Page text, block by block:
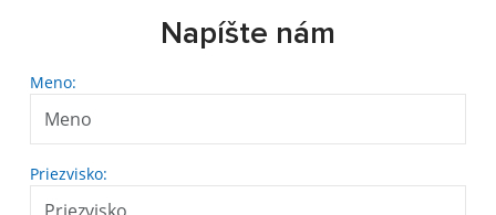
Napíšte nám
Meno:
Priezvisko: